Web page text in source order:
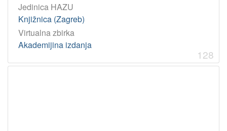
Jedinica HAZU
Knjižnica (Zagreb)
Virtualna zbirka
Akademijina izdanja
128